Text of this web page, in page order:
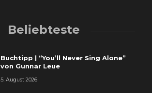
Beliebteste
Buchtipp | “You’ll Never Sing Alone”
von Gunnar Leue
5. August 2026